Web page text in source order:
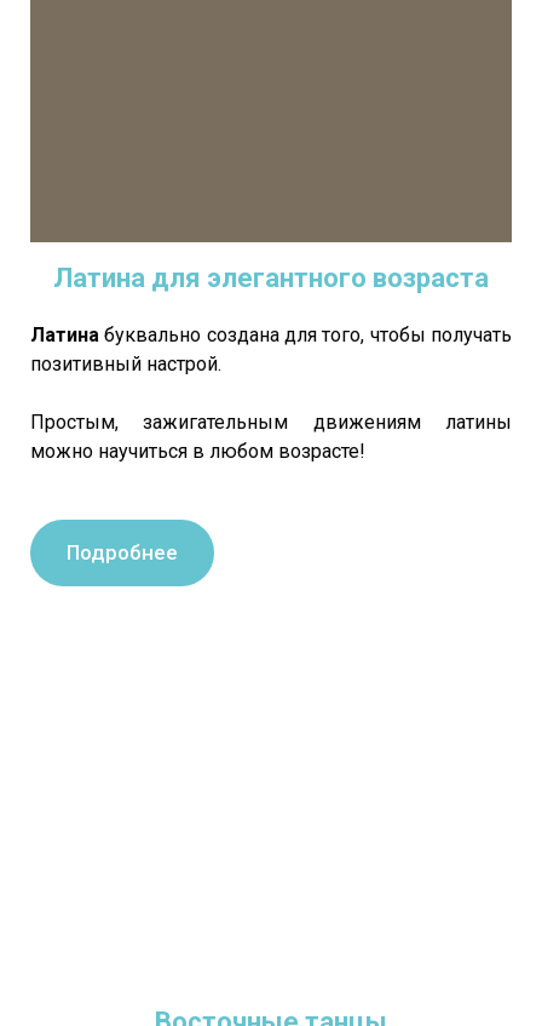
Латина для элегантного возраста
Латина буквально создана для того, чтобы получать
позитивный настрой.
Простым, зажигательным движениям латины
можно научиться в любом возрасте!
Подробнее